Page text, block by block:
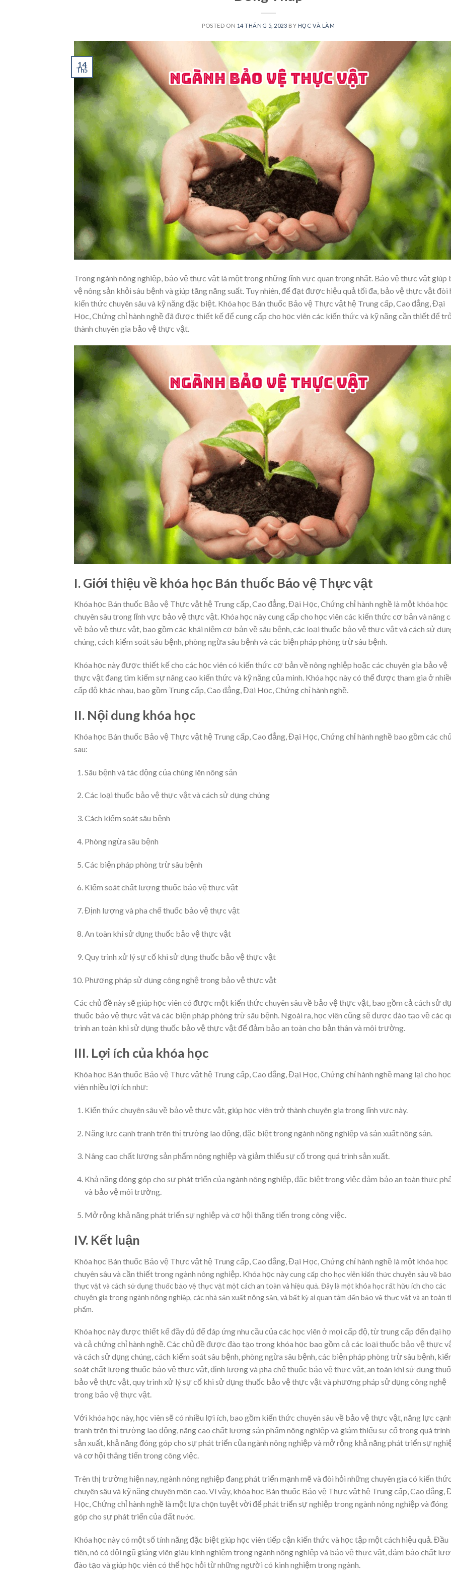
POSTED ON 14 THÁNG 5, 2023 BY HỌC VÀ LÀM
14
Th5
Trong ngành nông nghiệp, bảo vệ thực vật là một trong những lĩnh vực quan trọng nhất. Bảo vệ thực vật giúp
vệ nông sản khỏi sâu bệnh và giúp tăng năng suất. Tuy nhiên, để đạt được hiệu quả tối đa, bảo vệ thực vật đòi
kiến thức chuyên sâu và kỹ năng đặc biệt. Khóa học Bán thuốc Bảo vệ Thực vật hệ Trung cấp, Cao đẳng, Đại
Học, Chứng chỉ hành nghề đã được thiết kế để cung cấp cho học viên các kiến thức và kỹ năng cần thiết để
thành chuyên gia bảo vệ thực vật.
I. Giới thiệu về khóa học Bán thuốc Bảo vệ Thực vật
Khóa học Bán thuốc Bảo vệ Thực vật hệ Trung cấp, Cao đẳng, Đại Học, Chứng chỉ hành nghề là một khóa học
chuyên sâu trong lĩnh vực bảo vệ thực vật. Khóa học này cung cấp cho học viên các kiến thức cơ bản và nâng
về bảo vệ thực vật, bao gồm các khái niệm cơ bản về sâu bệnh, các loại thuốc bảo vệ thực vật và cách sử
chúng, cách kiểm soát sâu bệnh, phòng ngừa sâu bệnh và các biện pháp phòng trừ sâu bệnh.
Khóa học này được thiết kế cho các học viên có kiến thức cơ bản về nông nghiệp hoặc các chuyên gia bảo vệ
thực vật đang tìm kiếm sự nâng cao kiến thức và kỹ năng của mình. Khóa học này có thể được tham gia ở
cấp độ khác nhau, bao gồm Trung cấp, Cao đẳng, Đại Học, Chứng chỉ hành nghề.
II. Nội dung khóa học
Khóa học Bán thuốc Bảo vệ Thực vật hệ Trung cấp, Cao đẳng, Đại Học, Chứng chỉ hành nghề bao gồm các
sau:
Sâu bệnh và tác động của chúng lên nông sản
Các loại thuốc bảo vệ thực vật và cách sử dụng chúng
Cách kiểm soát sâu bệnh
Phòng ngừa sâu bệnh
Các biện pháp phòng trừ sâu bệnh
Kiểm soát chất lượng thuốc bảo vệ thực vật
Định lượng và pha chế thuốc bảo vệ thực vật
An toàn khi sử dụng thuốc bảo vệ thực vật
Quy trình xử lý sự cố khi sử dụng thuốc bảo vệ thực vật
Phương pháp sử dụng công nghệ trong bảo vệ thực vật
Các chủ đề này sẽ giúp học viên có được một kiến thức chuyên sâu về bảo vệ thực vật, bao gồm cả cách sử
thuốc bảo vệ thực vật và các biện pháp phòng trừ sâu bệnh. Ngoài ra, học viên cũng sẽ được đào tạo về các
trình an toàn khi sử dụng thuốc bảo vệ thực vật để đảm bảo an toàn cho bản thân và môi trường.
III. Lợi ích của khóa học
Khóa học Bán thuốc Bảo vệ Thực vật hệ Trung cấp, Cao đẳng, Đại Học, Chứng chỉ hành nghề mang lại cho học
viên nhiều lợi ích như:
Kiến thức chuyên sâu về bảo vệ thực vật, giúp học viên trở thành chuyên gia trong lĩnh vực này.
Năng lực cạnh tranh trên thị trường lao động, đặc biệt trong ngành nông nghiệp và sản xuất nông sản.
Nâng cao chất lượng sản phẩm nông nghiệp và giảm thiểu sự cố trong quá trình sản xuất.
Khả năng đóng góp cho sự phát triển của ngành nông nghiệp, đặc biệt trong việc đảm bảo an toàn thực
và bảo vệ môi trường.
Mở rộng khả năng phát triển sự nghiệp và cơ hội thăng tiến trong công việc.
IV. Kết luận
Khóa học Bán thuốc Bảo vệ Thực vật hệ Trung cấp, Cao đẳng, Đại Học, Chứng chỉ hành nghề là một khóa học
chuyên sâu và cần thiết trong ngành nông nghiệp. Khóa học nàycung cấp cho học viên kiến thức chuyên sâu về
thực vật và cách sử dụng thuốc bảo vệ thực vật một cách an toàn và hiệu quả. Đây là một khóa học rất hữu ích cho các
chuyên gia trong ngành nông nghiệp, các nhà sản xuất nông sản, và bất kỳ ai quan tâm đến bảo vệ thực vật và an toàn
phẩm.
Khóa học này được thiết kế đầy đủ để đáp ứng nhu cầu của các học viên ở mọi cấp độ, từ trung cấp đến đại
và cả chứng chỉ hành nghề. Các chủ đề được đào tạo trong khóa học bao gồm cả các loại thuốc bảo vệ thực
và cách sử dụng chúng, cách kiểm soát sâu bệnh, phòng ngừa sâu bệnh, các biện pháp phòng trừ sâu bệnh,
soát chất lượng thuốc bảo vệ thực vật, định lượng và pha chế thuốc bảo vệ thực vật, an toàn khi sử dụng
bảo vệ thực vật, quy trình xử lý sự cố khi sử dụng thuốc bảo vệ thực vật và phương pháp sử dụng công nghệ
trong bảo vệ thực vật.
Với khóa học này, học viên sẽ có nhiều lợi ích, bao gồm kiến thức chuyên sâu về bảo vệ thực vật, năng lực cạnh
tranh trên thị trường lao động, nâng cao chất lượng sản phẩm nông nghiệp và giảm thiểu sự cố trong quá trình
sản xuất, khả năng đóng góp cho sự phát triển của ngành nông nghiệp và mở rộng khả năng phát triển sự
và cơ hội thăng tiến trong công việc.
Trên thị trường hiện nay, ngành nông nghiệp đang phát triển mạnh mẽ và đòi hỏi những chuyên gia có kiến thức
chuyên sâu và kỹ năng chuyên môn cao. Vì vậy, khóa học Bán thuốc Bảo vệ Thực vật hệ Trung cấp, Cao đẳng,
Học, Chứng chỉ hành nghề là một lựa chọn tuyệt vời để phát triển sự nghiệp trong ngành nông nghiệp và đóng
góp cho sự phát triển của đấtnước.
Khóa học này có một số tính năng đặc biệt giúp học viên tiếp cận kiến thức và học tập một cách hiệu quả. Đầu
tiên, nó có đội ngũ giảng viên giàu kinh nghiệm trong ngành nông nghiệp và bảo vệ thực vật, đảm bảo chất
đào tạo và giúp học viên có thể học hỏi từ những người có kinh nghiệm trong ngành.